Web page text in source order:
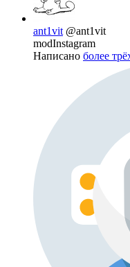
ant1vit @ant1vit
modInstagram
Написано более